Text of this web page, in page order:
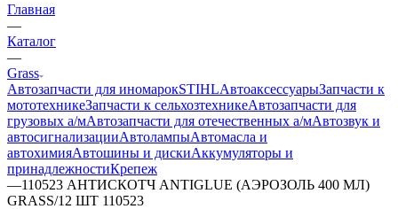
Главная
—
Каталог
—
Grass
Автозапчасти для иномарокSTIHLАвтоаксессуарыЗапчасти к
мототехникеЗапчасти к сельхозтехникеАвтозапчасти для
грузовых а/мАвтозапчасти для отечественных а/мАвтозвук и
автосигнализацииАвтолампыАвтомасла и
автохимияАвтошины и дискиАккумуляторы и
принадлежностиКрепеж
—110523 АНТИСКОТЧ ANTIGLUE (АЭРОЗОЛЬ 400 МЛ)
GRASS/12 ШТ 110523